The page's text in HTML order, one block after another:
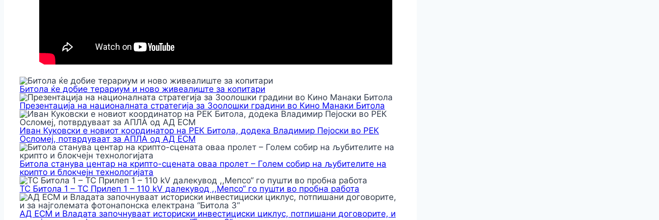
Битола ќе добие терариум и ново живеалиште за копитари
Презентација на националната стратегија за Зоолошки градини во Кино Манаки Битола
Иван Куковски е новиот координатор на РЕК Битола, додека Владимир Пејоски во РЕК
Осломеј, потврдуваат за АПЛА од АД ЕСМ
Битола станува центар на крипто-сцената оваа пролет – Голем собир на љубителите на
крипто и блокчејн технологијата
ТС Битола 1 – ТС Прилеп 1 – 110 kV далекувод ,,Мепсо“ го пушти во пробна работа
АД ЕСМ и Владата започнуваат историски инвестициски циклус, потпишани договорите, и